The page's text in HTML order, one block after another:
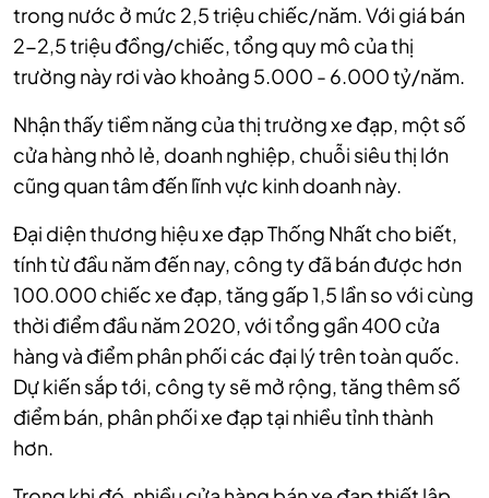
trong nước ở mức 2,5 triệu chiếc/năm. Với giá bán
2-2,5 triệu đồng/chiếc, tổng quy mô của thị
trường này rơi vào khoảng 5.000 - 6.000 tỷ/năm.
Nhận thấy tiềm năng của thị trường xe đạp, một số
cửa hàng nhỏ lẻ, doanh nghiệp, chuỗi siêu thị lớn
cũng quan tâm đến lĩnh vực kinh doanh này.
Đại diện thương hiệu xe đạp Thống Nhất cho biết,
tính từ đầu năm đến nay, công ty đã bán được hơn
100.000 chiếc xe đạp, tăng gấp 1,5 lần so với cùng
thời điểm đầu năm 2020, với tổng gần 400 cửa
hàng và điểm phân phối các đại lý trên toàn quốc.
Dự kiến sắp tới, công ty sẽ mở rộng, tăng thêm số
điểm bán, phân phối xe đạp tại nhiều tỉnh thành
hơn.